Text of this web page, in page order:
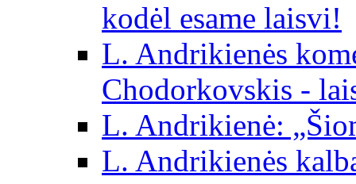
kodėl esame laisvi!
L. Andrikienės
Chodorkovskis -
L. Andrikienė:
L. Andrikienės